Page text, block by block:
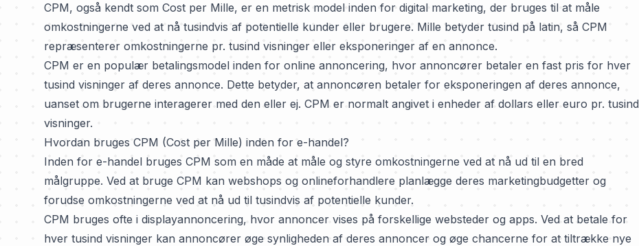
CPM, også kendt som Cost per Mille, er en metrisk model inden for digital marketing, der bruges til at måle
omkostningerne ved at nå tusindvis af potentielle kunder eller brugere. Mille betyder tusind på latin, så CPM
repræsenterer omkostningerne pr. tusind visninger eller eksponeringer af en annonce.
CPM er en populær betalingsmodel inden for online annoncering, hvor annoncører betaler en fast pris for hver
tusind visninger af deres annonce. Dette betyder, at annoncøren betaler for eksponeringen af deres annonce,
uanset om brugerne interagerer med den eller ej. CPM er normalt angivet i enheder af dollars eller euro pr. tusind
visninger.
Hvordan bruges CPM (Cost per Mille) inden for e-handel?
Inden for e-handel bruges CPM som en måde at måle og styre omkostningerne ved at nå ud til en bred
målgruppe. Ved at bruge CPM kan webshops og onlineforhandlere planlægge deres marketingbudgetter og
forudse omkostningerne ved at nå ud til tusindvis af potentielle kunder.
CPM bruges ofte i displayannoncering, hvor annoncer vises på forskellige websteder og apps. Ved at betale for
hver tusind visninger kan annoncører øge synligheden af deres annoncer og øge chancerne for at tiltrække nye